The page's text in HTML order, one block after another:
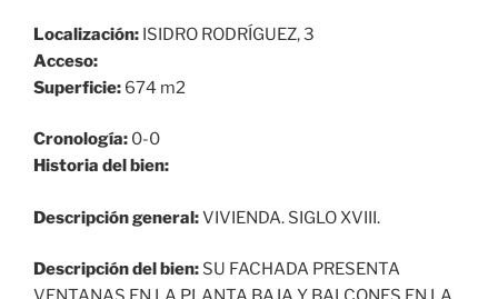
Localización: ISIDRO RODRÍGUEZ, 3
Acceso:
Superficie: 674 m2
Cronología: 0-0
Historia del bien:
Descripción general:VIVIENDA. SIGLO XVIII.
Descripción del bien: SU FACHADA PRESENTA